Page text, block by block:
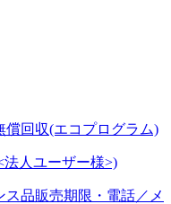
回収(エコプログラム)
人ユーザー様>)
品販売期限・電話／メ